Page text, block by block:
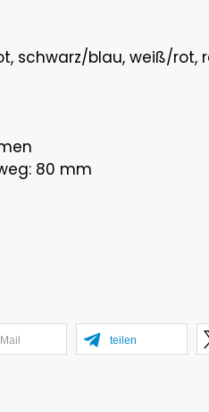
schwarz/blau, weiß/rot,
80 mm
teilen